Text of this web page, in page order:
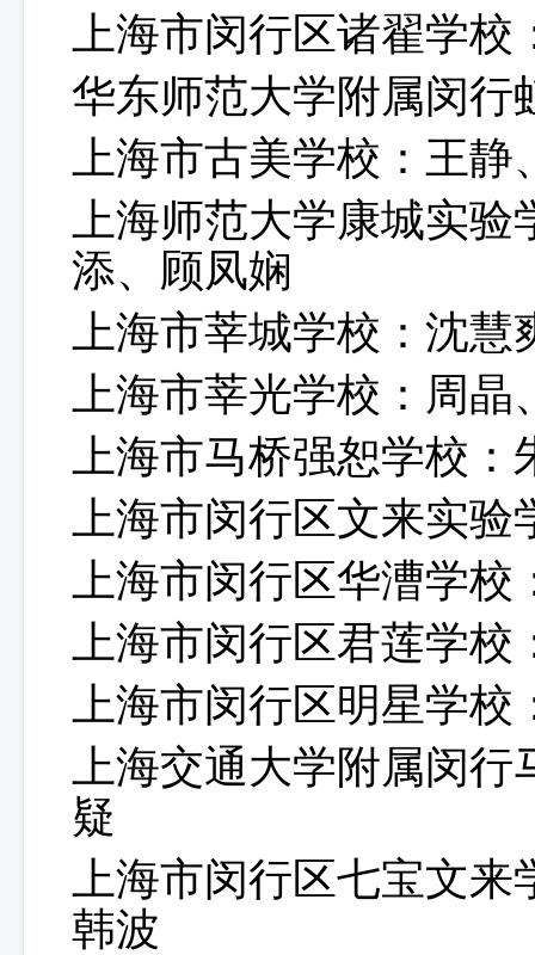
上海市闵行区诸翟学
华东师范大学附属闵行
上海市古美学校：王
上海师范大学康城实
添、顾凤娴
上海市莘城学校：沈
上海市莘光学校：周
上海市马桥强恕学校
上海市闵行区文来实
上海市闵行区华漕学
上海市闵行区君莲学
上海市闵行区明星学
上海交通大学附属闵
疑
上海市闵行区七宝文
韩波